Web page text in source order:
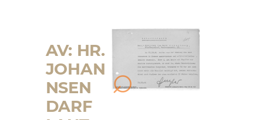
AV: HR.
JOHAN
NSEN
DARF